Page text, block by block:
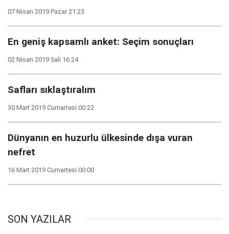
07 Nisan 2019 Pazar 21:23
En geniş kapsamlı anket: Seçim sonuçları
02 Nisan 2019 Salı 16:24
Safları sıklaştıralım
30 Mart 2019 Cumartesi 00:22
Dünyanın en huzurlu ülkesinde dışa vuran
nefret
16 Mart 2019 Cumartesi 00:00
SON YAZILAR